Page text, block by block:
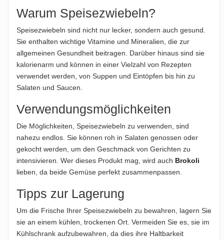
Das Produktdesign kann von der Abbildung abweichen.
ABTROPFGEWICHT
1000g
1000g
Hinweis zur Haftung: Für die vorstehenden Angaben wird keine Haftung
Produktverpackung; nur diese sind verbindlich.
Warum Speisezwiebeln?
Speisezwiebeln sind nicht nur lecker, sondern auch gesund.
Sie enthalten wichtige Vitamine und Mineralien, die zur
allgemeinen Gesundheit beitragen. Darüber hinaus sind sie
kalorienarm und können in einer Vielzahl von Rezepten
verwendet werden, von Suppen und Eintöpfen bis hin zu
Salaten und Saucen.
Verwendungsmöglichkeiten
Die Möglichkeiten, Speisezwiebeln zu verwenden, sind
nahezu endlos. Sie können roh in Salaten genossen oder
gekocht werden, um den Geschmack von Gerichten zu
intensivieren. Wer dieses Produkt mag, wird auch Brokoli
lieben, da beide Gemüse perfekt zusammenpassen.
Tipps zur Lagerung
Um die Frische Ihrer Speisezwiebeln zu bewahren, lagern Sie
sie an einem kühlen, trockenen Ort. Vermeiden Sie es, sie im
Kühlschrank aufzubewahren, da dies ihre Haltbarkeit